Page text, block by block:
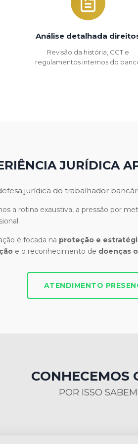
Análise detalhada
Revisão da história, CCT e
regulamentos internos do
JURÍDICA
jurídica do trabalhador
a rotina exaustiva, a pressão por
é focada na proteção e
e o reconhecimento de doenças
ATENDIMENTO
CONHECEMOS
POR ISSO